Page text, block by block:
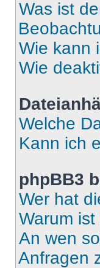
Was ist
Wie kann
Wie
Welche
Kann ich
phpBB3
Wer hat
Warum
An wen
Anfragen